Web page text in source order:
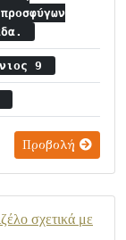
9
Προβολή
σχετικά με